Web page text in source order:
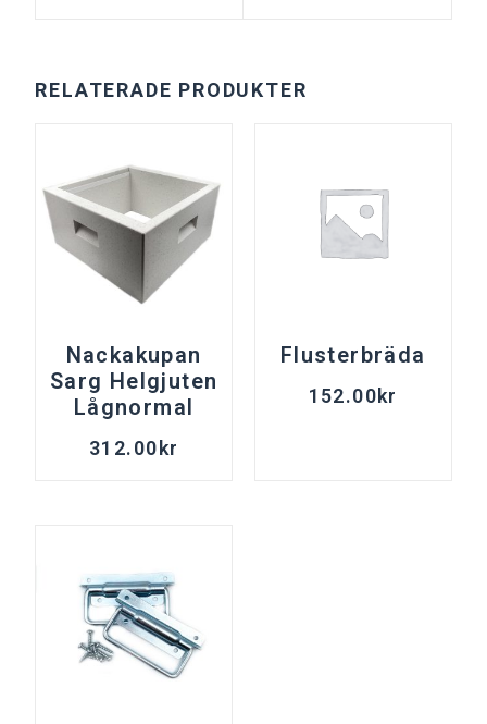
RELATERADE PRODUKTER
Nackakupan
Sarg Helgjuten
Lågnormal
312.00kr
Flusterbräda
152.00kr